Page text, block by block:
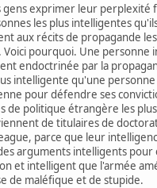
gens exprimer leur perplexité
les plus intelligentes
aux récits de propagande
Voici pourquoi. Une personne
endoctrinée par la
intelligente qu'une personne
pour défendre ses
de politique étrangère les
de titulaires de
parce que leur
arguments intelligents pour
et intelligent que l'armée
de maléfique et de stupide.